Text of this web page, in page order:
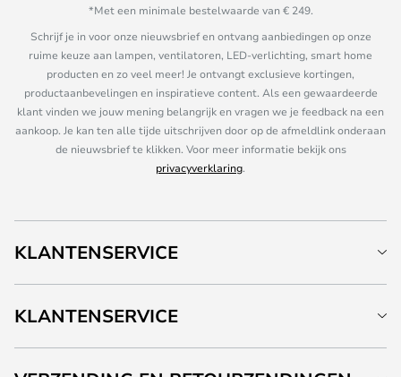
*Met een minimale bestelwaarde van € 249.
Schrijf je in voor onze nieuwsbrief en ontvang aanbiedingen op onze
ruime keuze aan lampen, ventilatoren, LED-verlichting, smart home
producten en zo veel meer! Je ontvangt exclusieve kortingen,
productaanbevelingen en inspiratieve content. Als een gewaardeerde
klant vinden we jouw mening belangrijk en vragen we je feedback na een
aankoop. Je kan ten alle tijde uitschrijven door op de afmeldlink onderaan
de nieuwsbrief te klikken. Voor meer informatie bekijk ons
privacyverklaring.
KLANTENSERVICE
KLANTENSERVICE